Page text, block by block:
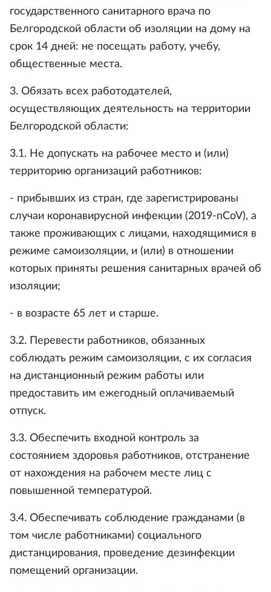
государственного санитарного врача по
Белгородской области об изоляции на дому на
срок 14 дней: не посещать работу, учебу,
общественные места.
3. Обязать всех работодателей,
осуществляющих деятельность на территории
Белгородской области:
3.1. Не допускать на рабочее место и (или)
территорию организаций работников:
- прибывших из стран, где зарегистрированы
случаи коронавирусной инфекции (2019-nCoV), а
также проживающих с лицами, находящимися в
режиме самоизоляции, и (или) в отношении
которых приняты решения санитарных врачей об
изоляции;
- в возрасте 65 лет и старше.
3.2. Перевести работников, обязанных
соблюдать режим самоизоляции, с их согласия
на дистанционный режим работы или
предоставить им ежегодный оплачиваемый
отпуск.
3.3. Обеспечить входной контроль за
состоянием здоровья работников, отстранение
от нахождения на рабочем месте лиц с
повышенной температурой.
3.4. Обеспечивать соблюдение гражданами (в
том числе работниками) социального
дистанцирования, проведение дезинфекции
помещений организации.